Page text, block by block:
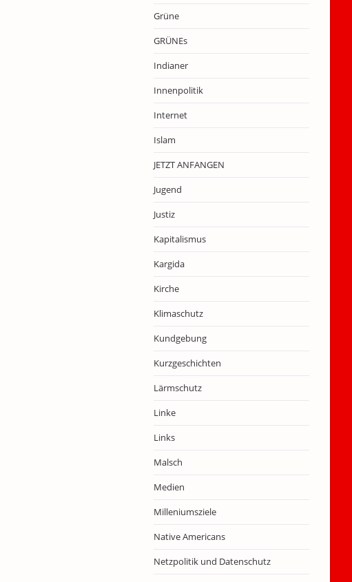
Grüne
GRÜNEs
Indianer
Innenpolitik
Internet
Islam
JETZT ANFANGEN
Jugend
Justiz
Kapitalismus
Kargida
Kirche
Klimaschutz
Kundgebung
Kurzgeschichten
Lärmschutz
Linke
Links
Malsch
Medien
Milleniumsziele
Native Americans
Netzpolitik und Datenschutz